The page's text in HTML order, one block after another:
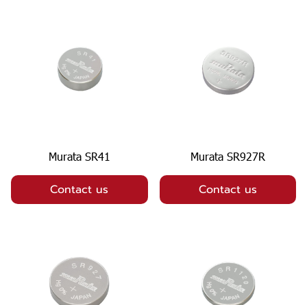
Murata SR41
Contact us
Murata SR927R
Contact us